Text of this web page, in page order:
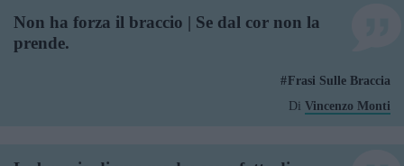
Non ha forza il braccio | Se dal cor non la
prende.
Frasi Sulle Braccia
Di Vincenzo Monti